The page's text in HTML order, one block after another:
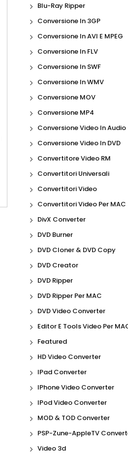
Blu-Ray Ripper
Conversione In 3GP
Conversione In AVI E MPEG
Conversione In FLV
Conversione In SWF
Conversione In WMV
Conversione MOV
Conversione MP4
Conversione Video In Audio
Conversione Video In DVD
Convertitore Video RM
Convertitori Universali
Convertitori Video
Convertitori Video Per MAC
DivX Converter
DVD Burner
DVD Cloner & DVD Copy
DVD Creator
DVD Ripper
DVD Ripper Per MAC
DVD Video Converter
Editor E Tools Video Per
Featured
HD Video Converter
IPad Converter
IPhone Video Converter
IPod Video Converter
MOD & TOD Converter
PSP-Zune-AppleTV
Video 3d